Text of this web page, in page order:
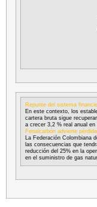
Repunte del sistema
En este contexto, los
cartera bruta sigue
a crecer 3,2 % real anual en
Fenalcarbón advierte
La Federación Colombiana
las consecuencias que
reducción del 25% en la
en el suministro de gas